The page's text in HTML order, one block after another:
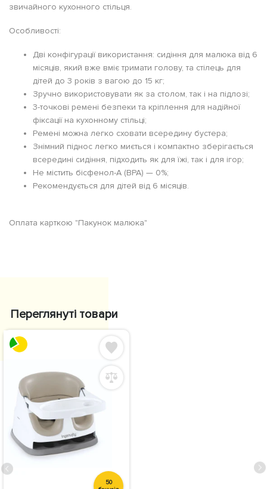
звичайного кухонного стільця.
Особливості:
Дві конфігурації використання: сидіння для малюка від 6
місяців, який вже вміє тримати голову, та стілець для
дітей до 3 років з вагою до 15 кг;
Зручно використовувати як за столом, так і на підлозі;
3-точкові ремені безпеки та кріплення для надійної
фіксації на кухонному стільці;
Ремені можна легко сховати всередину бустера;
Знімний піднос легко миється і компактно зберігається
всередині сидіння, підходить як для їжі, так і для ігор;
Не містить бісфенол-А (BPA) — 0%;
Рекомендується для дітей від 6 місяців.
Оплата карткою "Пакунок малюка"
Переглянуті товари
50